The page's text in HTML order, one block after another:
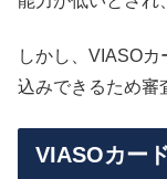
しかし、VIASO
込みできるため審
VIASOカー